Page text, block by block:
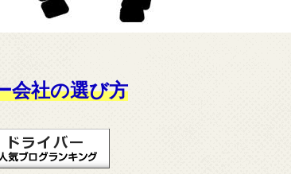
会社の選び方